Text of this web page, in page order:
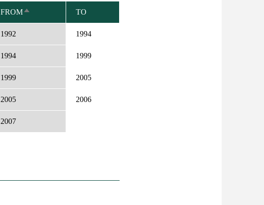
FROMSORT
DESCENDING
TO
1992 1994
1994 1999
1999 2005
2005 2006
2007